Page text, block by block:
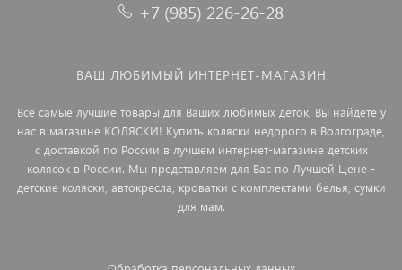
+7 (985) 226-26-28
ВАШ ЛЮБИМЫЙ ИНТЕРНЕТ-МАГАЗИН
Все самые лучшие товары для Ваших любимых деток, Вы найдете у
нас в магазине КОЛЯСКИ! Купить коляски недорого в Волгограде,
с доставкой по России в лучшем интернет-магазине детских
колясок в России. Мы представляем для Вас по Лучшей Цене -
детские коляски, автокресла, кроватки с комплектами белья, сумки
для мам.